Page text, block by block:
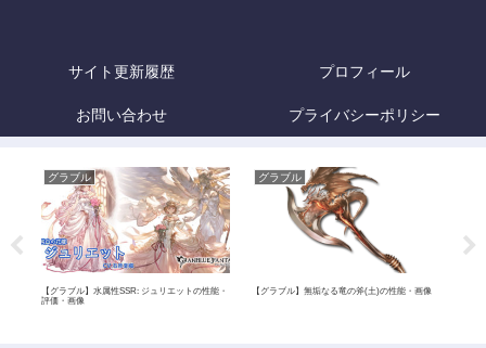
サイト更新履歴 プロフィール
お問い合わせ プライバシーポリシー
グラブル
【グラブル】水属性SSR: ジュリエットの性能・
評価・画像
グラブル
【グラブル】無垢なる竜の斧(土)の性能・画像